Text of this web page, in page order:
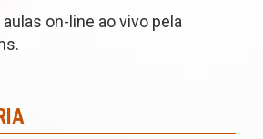
on-line ao vivo pela